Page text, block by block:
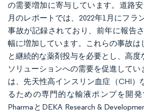
の需要増加に寄与しています。道路
月のレポートでは、2022年1月にフラ
事故が記録されており、前年に報告
幅に増加しています。これらの事故は
と継続的な薬剤投与を必要とし、高
ソリューションへの需要を促進してい
は、先天性高インスリン血症（CHI）
るための専門的な輸液ポンプを開発
PharmaとDEKA Research &